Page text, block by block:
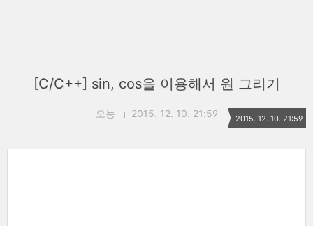
[C/C++] sin, cos을 이용해서 원 그리기
오뇽 2015. 12. 10. 21:59 2015. 12. 10. 21:59